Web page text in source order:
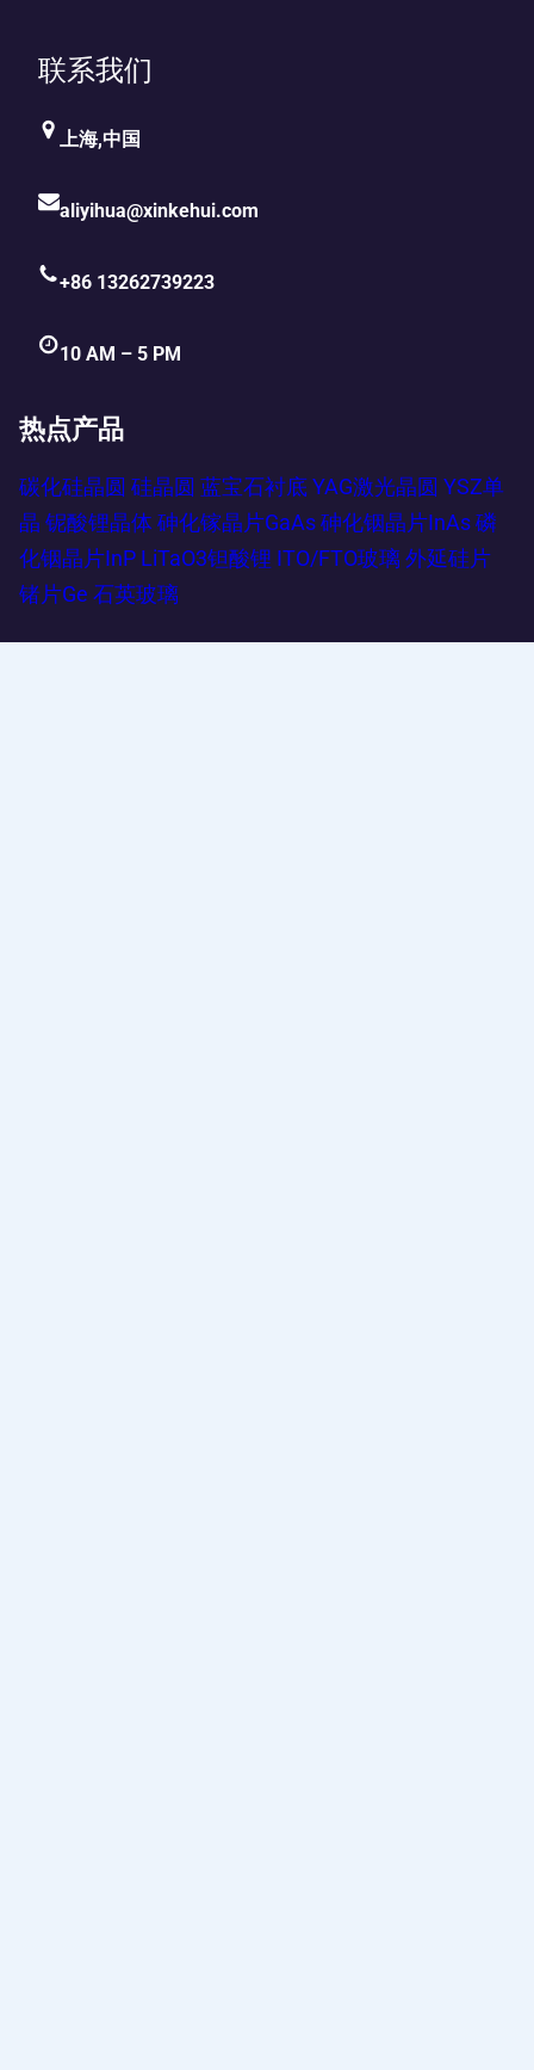
联系我们
上海,中国
aliyihua@xinkehui.com
+86 13262739223
10 AM – 5 PM
热点产品
碳化硅晶圆 硅晶圆 蓝宝石衬底 YAG激光晶圆 YSZ单
晶 铌酸锂晶体 砷化镓晶片GaAs 砷化铟晶片InAs 磷
化铟晶片InP LiTaO3钽酸锂 ITO/FTO玻璃 外延硅片
锗片Ge 石英玻璃